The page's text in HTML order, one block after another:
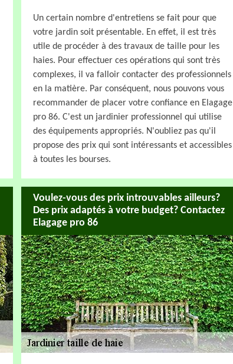
Un certain nombre d'entretiens se fait pour que
votre jardin soit présentable. En effet, il est très
utile de procéder à des travaux de taille pour les
haies. Pour effectuer ces opérations qui sont très
complexes, il va falloir contacter des professionnels
en la matière. Par conséquent, nous pouvons vous
recommander de placer votre confiance en Elagage
pro 86. C'est un jardinier professionnel qui utilise
des équipements appropriés. N'oubliez pas qu'il
propose des prix qui sont intéressants et accessibles
à toutes les bourses.
Voulez-vous des prix introuvables ailleurs?
Des prix adaptés à votre budget? Contactez
Elagage pro 86